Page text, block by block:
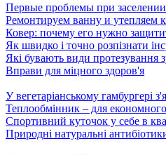
Первые проблемы при
Ремонтируем ванну и утепляем
Ковер: почему его нужно
Як швидко і точно розпізнати
Які бувають види протезування
Вправи для міцного здоров'я
У вегетаріанському гамбургері
Теплообмінник – для
Спортивний куточок у себе в
Природні натуральні